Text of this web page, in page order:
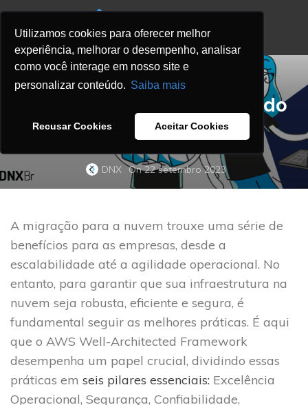
Utilizamos cookies para oferecer melhor
experiência, melhorar o desempenho, analisar
como você interage em nosso site e
personalizar conteúdo. Saiba mais
Recusar Cookies Aceitar Cookies
BLOG ,
Explorando os seis pilares do
AWS Well-Architected
Framework
DNX On 22 setembro 2023
A migração para a nuvem trouxe uma série de
benefícios para as empresas, desde a
escalabilidade até a agilidade operacional. No
entanto, para garantir que sua infraestrutura na
nuvem seja robusta, eficiente e segura, é
fundamental seguir as melhores práticas. É aqui
que o AWS Well-Architected Framework
desempenha um papel crucial, dividindo essas
práticas em seis pilares essenciais: Excelência
Operacional, Segurança, Confiabilidade,